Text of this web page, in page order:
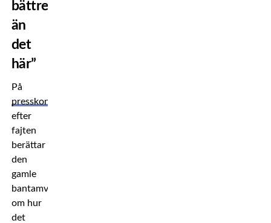
bättre
än
det
här”
På
presskonferensen
efter
fajten
berättar
den
gamle
bantamviktsmästaren
om hur
det